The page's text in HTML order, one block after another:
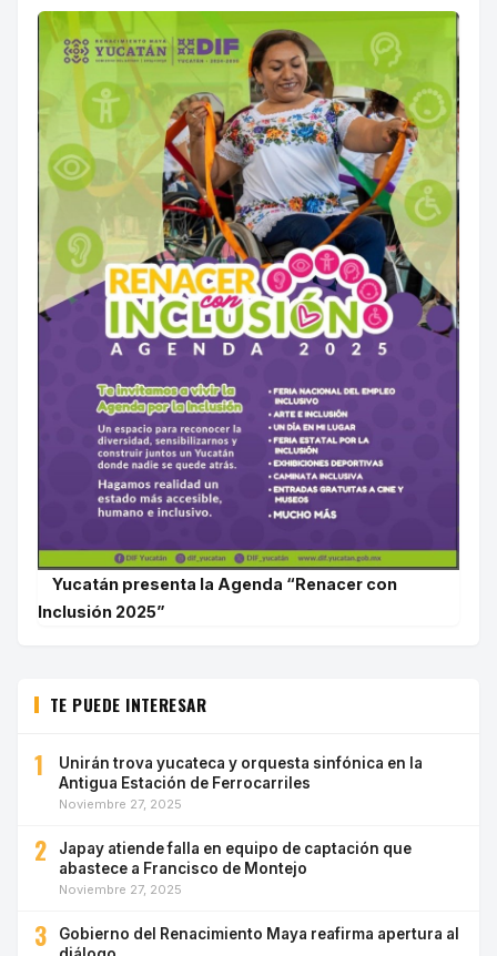
Yucatán presenta la Agenda “Renacer con
Inclusión 2025”
TE PUEDE INTERESAR
1
Unirán trova yucateca y orquesta sinfónica en la
Antigua Estación de Ferrocarriles
Noviembre 27, 2025
2
Japay atiende falla en equipo de captación que
abastece a Francisco de Montejo
Noviembre 27, 2025
3
Gobierno del Renacimiento Maya reafirma apertura al